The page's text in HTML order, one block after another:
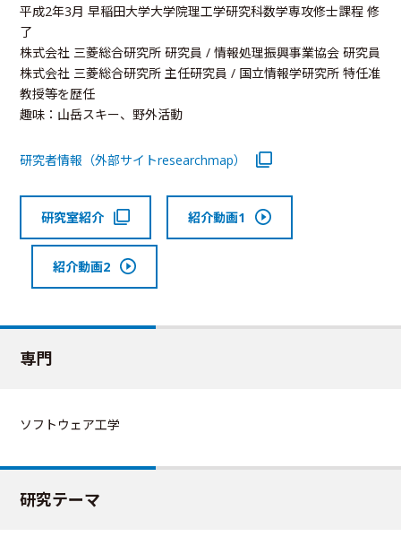
平成2年3月 早稲田大学大学院理工学研究科数学専攻修士課程 修
了
株式会社 三菱総合研究所 研究員 / 情報処理振興事業協会 研究員
株式会社 三菱総合研究所 主任研究員 / 国立情報学研究所 特任准
教授等を歴任
趣味：山岳スキー、野外活動
研究者情報（外部サイトresearchmap）
研究室紹介 紹介動画1
紹介動画2
専門
ソフトウェア工学
研究テーマ